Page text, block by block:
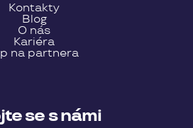
Kontakty
Blog
O nás
Kariéra
na partnera
se s námi